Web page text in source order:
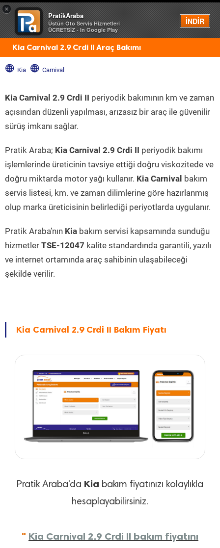
×
PratikAraba
Üstün Oto Servis Hizmetleri
ÜCRETSİZ - In Google Play
İNDİR
Menü
Kia Carnival 2.9 Crdi II Araç Bakımı
Kia Carnival
Kia Carnival 2.9 Crdi II periyodik bakımının km ve zaman
açısından düzenli yapılması, arızasız bir araç ile güvenilir
sürüş imkanı sağlar.
Pratik Araba; Kia Carnival 2.9 Crdi II periyodik bakımı
işlemlerinde üreticinin tavsiye ettiği doğru viskozitede ve
doğru miktarda motor yağı kullanır. Kia Carnival bakım
servis listesi, km. ve zaman dilimlerine göre hazırlanmış
olup marka üreticisinin belirlediği periyotlarda uygulanır.
Pratik Araba’nın Kia bakım servisi kapsamında sunduğu
hizmetler TSE-12047 kalite standardında garantili, yazılı
ve internet ortamında araç sahibinin ulaşabileceği
şekilde verilir.
Kia Carnival 2.9 Crdi II Bakım Fiyatı
Pratik Araba'da Kia bakım fiyatınızı kolaylıkla
hesaplayabilirsiniz.
" Kia Carnival 2.9 Crdi II bakım fiyatını